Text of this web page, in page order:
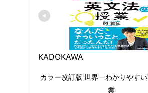
KADOKAWA
カラー改訂版 世界一わかりやす
業